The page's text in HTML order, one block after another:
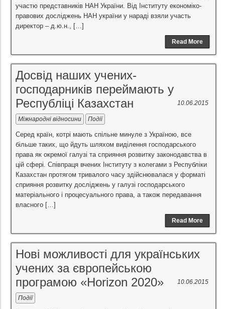
участю представників НАН України. Від Інституту економіко-
правових досліджень НАН україни у нараді взяли участь
директор – д.ю.н., […]
Read More
Досвід наших учених-
господарників переймають у
Республіці Казахстан
10.06.2015
Міжнародні відносини Події
Серед країн, котрі мають спільне минуле з Україною, все
більше таких, що йдуть шляхом виділення господарського
права як окремої галузі та сприяння розвитку законодавства в
цій сфері. Співпраця вчених Інституту з колегами з Республіки
Казахстан протягом тривалого часу здійснювалася у форматі
сприяння розвитку досліджень у галузі господарського
матеріального і процесуального права, а також передавання
власного […]
Read More
Нові можливості для українських
учених за європейською
програмою «Horizon 2020»
10.06.2015
Події